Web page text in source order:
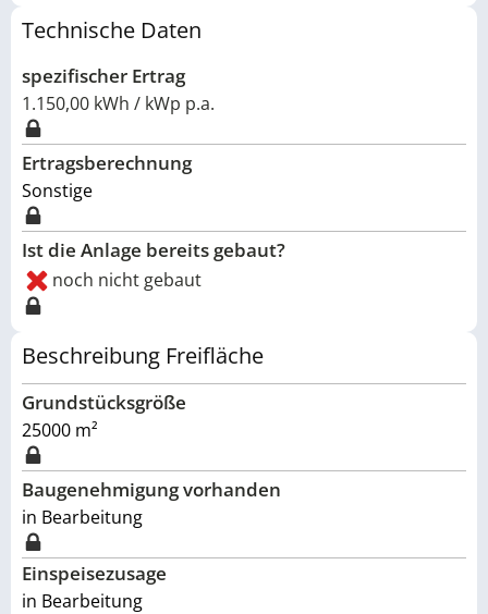
Technische Daten
spezifischer Ertrag
1.150,00 kWh / kWp p.a.
Ertragsberechnung
Sonstige
Ist die Anlage bereits gebaut?
noch nicht gebaut
Beschreibung Freifläche
Grundstücksgröße
25000 m²
Baugenehmigung vorhanden
in Bearbeitung
Einspeisezusage
in Bearbeitung